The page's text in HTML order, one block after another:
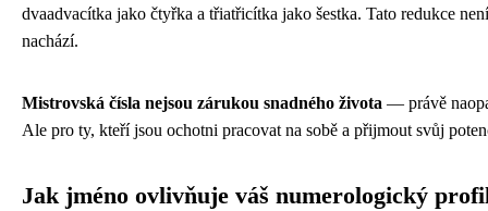
dvaadvacítka jako čtyřka a třiatřicítka jako šestka. Tato redukce
nachází.
Mistrovská čísla nejsou zárukou snadného života — právě
Ale pro ty, kteří jsou ochotni pracovat na sobě a přijmout svůj
Jak jméno ovlivňuje váš numerologický